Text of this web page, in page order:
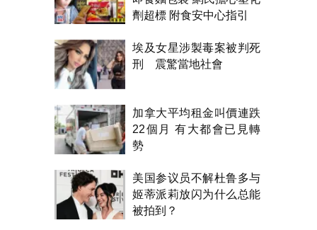
劑超標 附食安中心指引
埃及女星涉製毒案被判死
刑 震驚當地社會
加拿大平均租金叫價連跌
22個月 有大都會已見轉
勢
美国参议员不解杜鲁多与
姬蒂派莉放闪为什么总能
被拍到？